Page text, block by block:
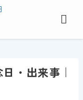
・出来事｜